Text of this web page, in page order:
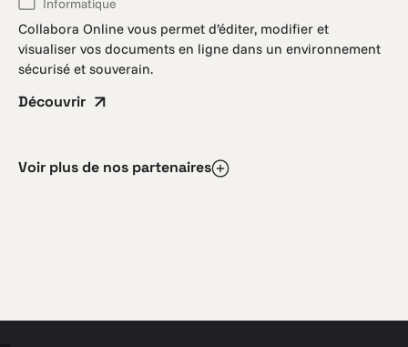
Informatique
Collabora Online vous permet d’éditer, modifier et
visualiser vos documents en ligne dans un environnement
sécurisé et souverain.
Découvrir
Voir plus de nos partenaires